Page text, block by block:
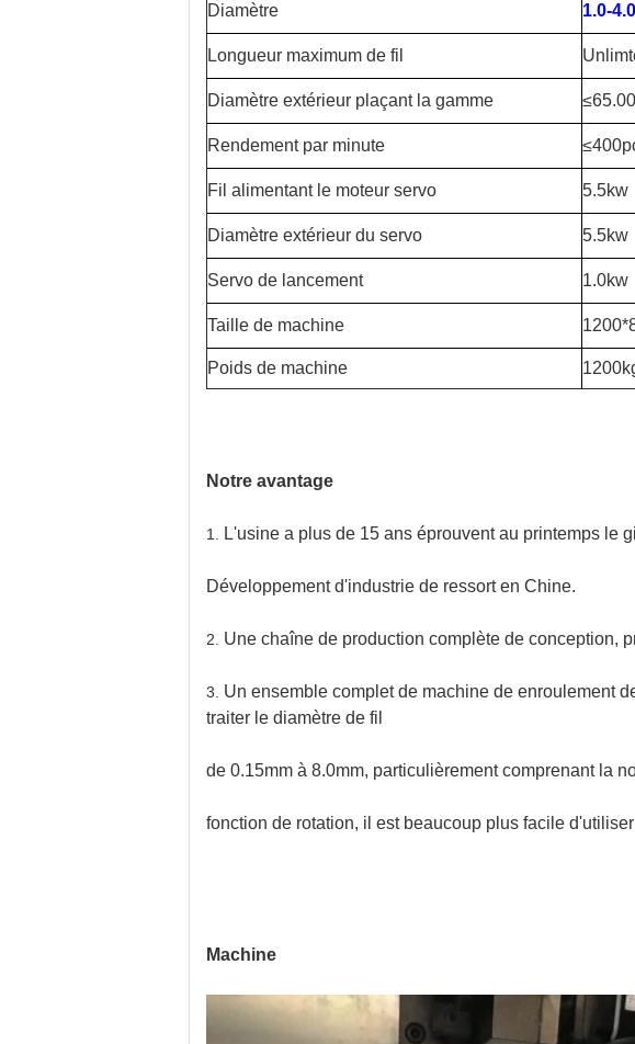
Diamètre 1.0-
Longueur maximum de fil
Diamètre extérieur plaçant la gamme
Rendement par minute
Fil alimentant le moteur servo 5.5kw
Diamètre extérieur du servo 5.5kw
Servo de lancement 1.0kw
Taille de machine
Poids de machine
Notre avantage
1. L'usine a plus de 15 ans éprouvent au printemps le
Développement d'industrie de ressort en Chine.
2. Une chaîne de production complète de conception,
3. Un ensemble complet de machine de enroulement
traiter le diamètre de fil
de 0.15mm à 8.0mm, particulièrement comprenant la
fonction de rotation, il est beaucoup plus facile
Machine